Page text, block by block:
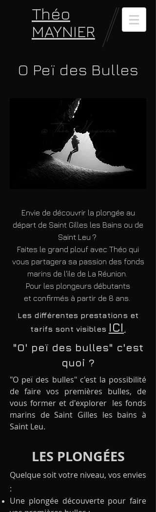
Théo
MAYNIER
O Peï des Bulles
Envie de découvrir la plongée au
départ de Saint Gilles les Bains ou de
Saint Leu ?
Faites le grand plouf avec Théo qui
vous partagera sa passion des fonds
marins de l'ile de La Réunion.
Pour les plongeurs débutants
et confirmés à partir de 8 ans.
Les différentes prestations et
tarifs sont visibles ICI .
"O' peï des bulles" c'est
quoi ?
"O peï des bulles" c'est la possibilité
de faire vos premières bulles, de
vous former et d'explorer les fonds
marins de Saint Gilles les bains à
Saint Leu.
LES PLONGÉES
Quelque soit votre niveau, vos envies
:
Une plongée découverte pour faire